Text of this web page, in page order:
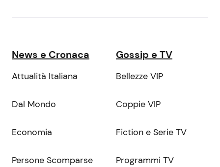
News e Cronaca
Attualità Italiana
Dal Mondo
Economia
Persone Scomparse
Gossip e TV
Bellezze VIP
Coppie VIP
Fiction e Serie TV
Programmi TV